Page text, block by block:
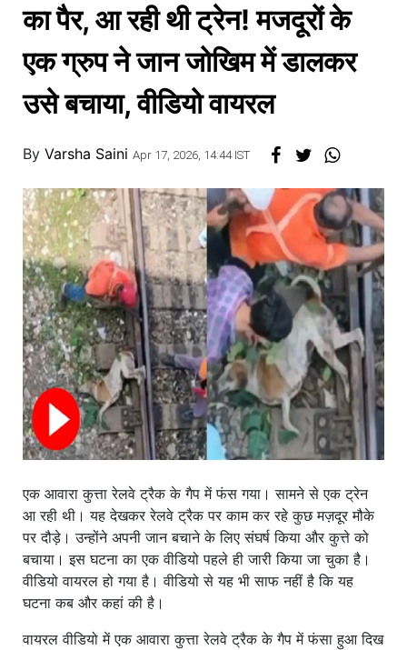
का पैर, आ रही थी ट्रेन! मजदूरों के
एक ग्रुप ने जान जोखिम में डालकर
उसे बचाया, वीडियो वायरल
By Varsha Saini Apr 17, 2026, 14:44 IST
एक आवारा कुत्ता रेलवे ट्रैक के गैप में फंस गया। सामने से एक ट्रेन
आ रही थी। यह देखकर रेलवे ट्रैक पर काम कर रहे कुछ मज़दूर मौके
पर दौड़े। उन्होंने अपनी जान बचाने के लिए संघर्ष किया और कुत्ते को
बचाया। इस घटना का एक वीडियो पहले ही जारी किया जा चुका है।
वीडियो वायरल हो गया है। वीडियो से यह भी साफ नहीं है कि यह
घटना कब और कहां की है।
वायरल वीडियो में एक आवारा कुत्ता रेलवे ट्रैक के गैप में फंसा हुआ दिख